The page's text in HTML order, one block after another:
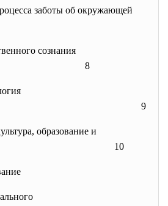
заботы об окружающей
сознания
экология
образование и
10